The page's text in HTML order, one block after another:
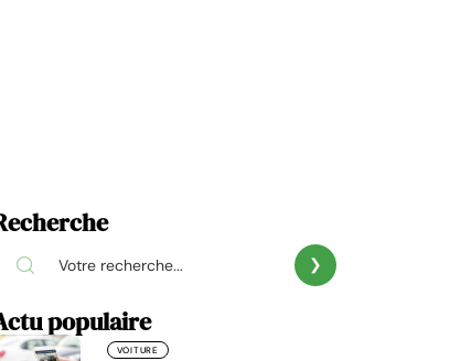
populaire
VOITURE